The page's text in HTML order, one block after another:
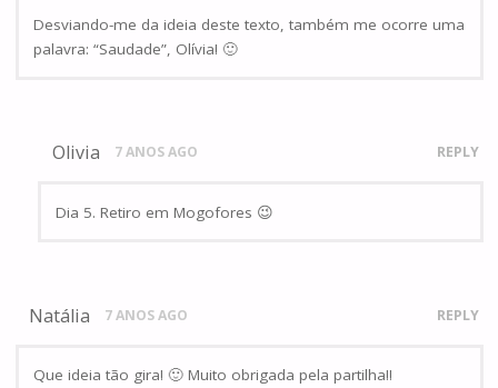
Desviando-me da ideia deste texto, também me ocorre uma
palavra: “Saudade”, Olívia! 🙂
Olivia 7 ANOS AGO REPLY
Dia 5. Retiro em Mogofores 😉
Natália 7 ANOS AGO REPLY
Que ideia tão gira! 🙂 Muito obrigada pela partilha!!